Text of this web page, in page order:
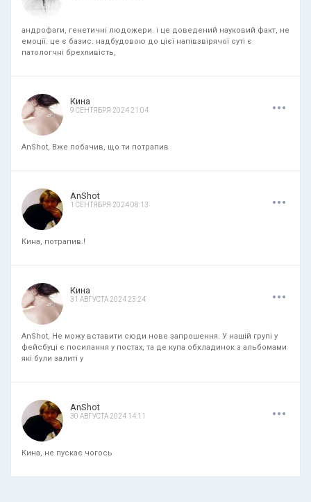
андрофаги, генетичні людожери. і це доведений науковий факт, не
емоції. це є базис. надбудовою до цієї напівзвірячої суті є
патологчні брехливість,
Кина
9 СЕНТЯБРЯ 2024 21:04 ...
AnShot, Вже побачив, що ти потрапив
AnShot
1 СЕНТЯБРЯ 2024 08:13 ...
Кина, потрапив.!
Кина
31 АВГУСТА 2024 23:24 ...
AnShot, Не можу вставити сюди нове запрошення. У нашій групі у
фейсбуці є посилання у постах, та де купа обкладинок з альбомами
які були залиті у
AnShot
30 АВГУСТА 2024 14:11 ...
Кина, не пускає чогось